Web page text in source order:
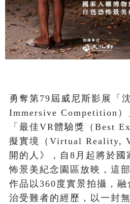
勇奪第79屆威尼斯影展「
Immersive Competition）
「最佳VR體驗獎（Best
擬實境（Virtual Reality,
開的人》，自8月起將於
怖景美紀念園區放映，這
作品以360度實景拍攝，
治受難者的經歷，以一封